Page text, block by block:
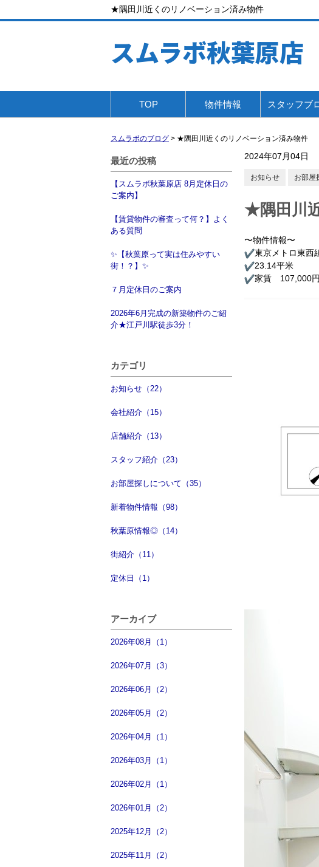
★隅田川近くのリノベーション済み物件
スムラボ秋葉原店
TOP 物件情報 スタッフブ
スムラボのブログ > ★隅田川近くのリノベーション済み物件
最近の投稿
【スムラボ秋葉原店 8月定休日の
ご案内】
【賃貸物件の審査って何？】よく
ある質問
✨【秋葉原って実は住みやすい
街！？】✨
７月定休日のご案内
2026年6月完成の新築物件のご紹
介★江戸川駅徒歩3分！
カテゴリ
お知らせ（22）
会社紹介（15）
店舗紹介（13）
スタッフ紹介（23）
お部屋探しについて（35）
新着物件情報（98）
秋葉原情報◎（14）
街紹介（11）
定休日（1）
アーカイブ
2026年08月（1）
2026年07月（3）
2026年06月（2）
2026年05月（2）
2026年04月（1）
2026年03月（1）
2026年02月（1）
2026年01月（2）
2025年12月（2）
2025年11月（2）
2024年07月04日
お知らせ お部屋
★隅田川
〜物件情報〜
東京メトロ東西
︎23.14平米
家賃 107,000